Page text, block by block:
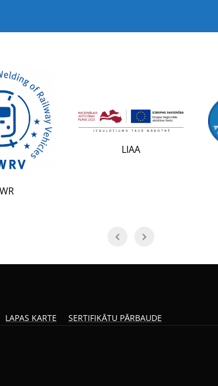
LIAA
LAPAS KARTE SERTIFIKĀTU PĀRBAUDE